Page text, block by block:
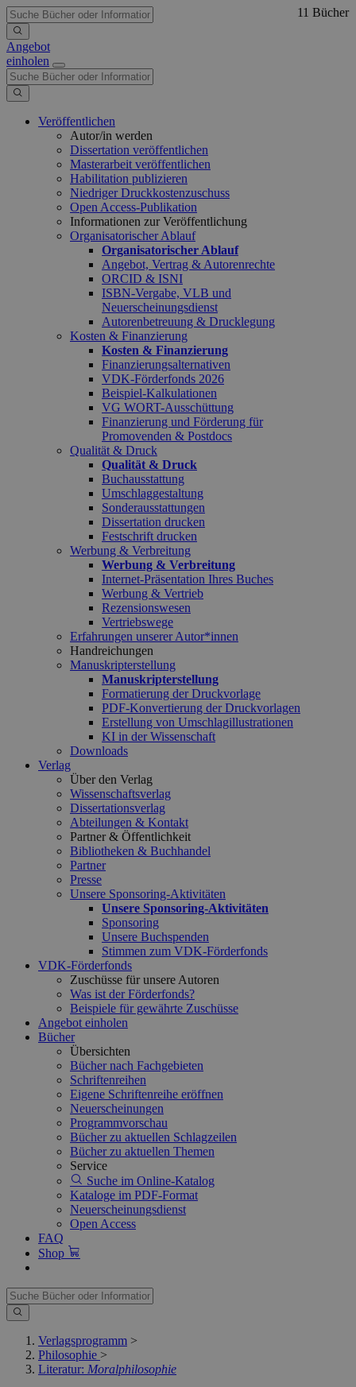
Angebot
einholen
Veröffentlichen
Autor/in werden
Dissertation veröffentlichen
Masterarbeit veröffentlichen
Habilitation publizieren
Niedriger Druckkostenzuschuss
Open Access-Publikation
Informationen zur Veröffentlichung
Organisatorischer Ablauf
Organisatorischer Ablauf
Angebot, Vertrag & Autorenrechte
ORCID & ISNI
ISBN-Vergabe, VLB und
Neuerscheinungsdienst
Autorenbetreuung & Drucklegung
Kosten & Finanzierung
Kosten & Finanzierung
Finanzierungsalternativen
VDK-Förderfonds 2026
Beispiel-Kalkulationen
VG WORT-Ausschüttung
Finanzierung und Förderung für
Promovenden & Postdocs
Qualität & Druck
Qualität & Druck
Buchausstattung
Umschlaggestaltung
Sonderausstattungen
Dissertation drucken
Festschrift drucken
Werbung & Verbreitung
Werbung & Verbreitung
Internet-Präsentation Ihres Buches
Werbung & Vertrieb
Rezensionswesen
Vertriebswege
Erfahrungen unserer Autor*innen
Handreichungen
Manuskripterstellung
Manuskripterstellung
Formatierung der Druckvorlage
PDF-Konvertierung der Druckvorlagen
Erstellung von Umschlagillustrationen
KI in der Wissenschaft
Downloads
Verlag
Über den Verlag
Wissenschaftsverlag
Dissertationsverlag
Abteilungen & Kontakt
Partner & Öffentlichkeit
Bibliotheken & Buchhandel
Partner
Presse
Unsere Sponsoring-Aktivitäten
Unsere Sponsoring-Aktivitäten
Sponsoring
Unsere Buchspenden
Stimmen zum VDK-Förderfonds
VDK-Förderfonds
Zuschüsse für unsere Autoren
Was ist der Förderfonds?
Beispiele für gewährte Zuschüsse
Angebot einholen
Bücher
Übersichten
Bücher nach Fachgebieten
Schriftenreihen
Eigene Schriftenreihe eröffnen
Neuerscheinungen
Programmvorschau
Bücher zu aktuellen Schlagzeilen
Bücher zu aktuellen Themen
Service
Suche im Online-Katalog
Kataloge im PDF-Format
Neuerscheinungsdienst
Open Access
FAQ
Shop
Verlagsprogramm >
Philosophie >
Literatur: Moralphilosophie
11 Bücher